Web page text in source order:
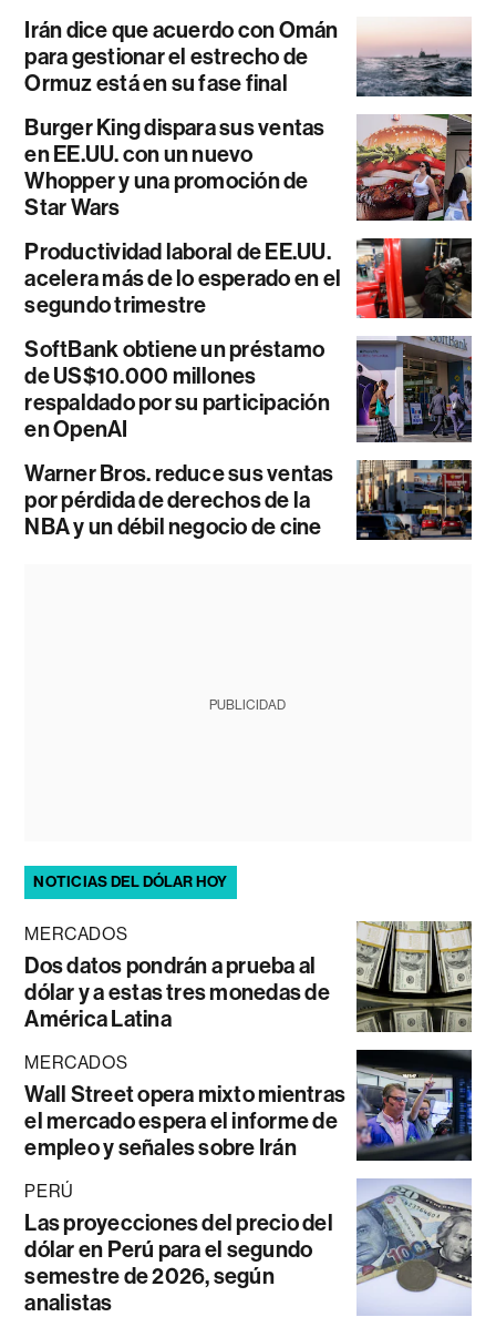
Irán dice que acuerdo con Omán
para gestionar el estrecho de
Ormuz está en su fase final
Burger King dispara sus ventas
en EE.UU. con un nuevo
Whopper y una promoción de
Star Wars
Productividad laboral de EE.UU.
acelera más de lo esperado en el
segundo trimestre
SoftBank obtiene un préstamo
de US$10.000 millones
respaldado por su participación
en OpenAI
Warner Bros. reduce sus ventas
por pérdida de derechos de la
NBA y un débil negocio de cine
PUBLICIDAD
NOTICIAS DEL DÓLAR HOY
MERCADOS
Dos datos pondrán a prueba al
dólar y a estas tres monedas de
América Latina
MERCADOS
Wall Street opera mixto mientras
el mercado espera el informe de
empleo y señales sobre Irán
PERÚ
Las proyecciones del precio del
dólar en Perú para el segundo
semestre de 2026, según
analistas